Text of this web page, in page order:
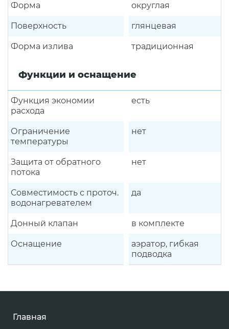
Форма округлая
Поверхность глянцевая
Форма излива традиционная
Функции и оснащение
Функция экономии
расхода
есть
Ограничение
температуры
нет
Защита от обратного
потока
нет
Совместимость с проточ.
водонагревателем
да
Донный клапан в комплекте
Оснащение
аэратор, гибкая
подводка
Главная